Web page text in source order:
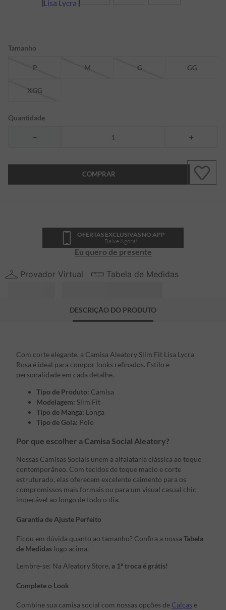
Tamanho
P M G GG
XGG
Quantidade
＋
－
COMPRAR
OFERTAS EXCLUSIVAS NO APP
Baixe Agora!
Eu quero de presente
Provador Virtual Tabela de Medidas
DESCRIÇÃO DO PRODUTO
Com corte elegante, a Camisa Aleatory Slim Fit Lisa Lycra
Rosa é ideal para compor looks refinados. Estilo e
personalidade em cada detalhe.
Tipo de Produto: Camisa
Modelagem: Slim Fit
Tipo de Manga: Longa
Tipo de Gola: Polo
Por que escolher a Camisa Social Aleatory?
Nossas Camisas Sociais unem a alfaiataria clássica ao toque
contemporâneo. Com tecidos de toque macio e corte
estruturado, elas oferecem excelente caimento para os
compromissos mais formais ou para um visual casual chic
impecável ao longo de todo o dia.
Garantia de Ajuste Perfeito
Ficou em dúvida quanto ao tamanho? Confira a nossa Tabela
de Medidas logo acima.
Lembre-se: Na Aleatory Store, a 1ª troca é grátis!
Complete o Look
Combine sua camisa social com nossas opções de Calças e